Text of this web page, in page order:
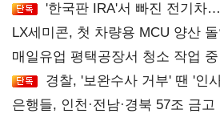
'한국판 IRA'서 빠진 전기차
LX세미콘, 첫 차량용 MCU 양산
공급
매일유업 평택공장서 청소 작업 중
사망…"안전관리체계 재점검"
경찰, '보완수사 거부' 땐 '인
배제'
은행들, 인천·전남·경북 57조 금고